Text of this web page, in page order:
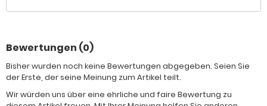
Bewertungen (0)
Bisher wurden noch keine Bewertungen abgegeben. Seien Sie
der Erste, der seine Meinung zum Artikel teilt.
Wir würden uns über eine ehrliche und faire Bewertung zu